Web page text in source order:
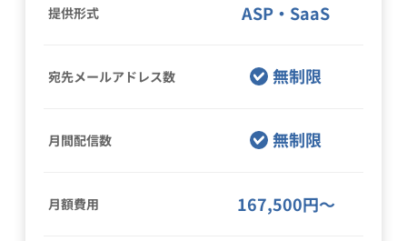
提供形式 ASP・SaaS
宛先メールアドレス数 無制限
月間配信数 無制限
月額費用 167,500円〜